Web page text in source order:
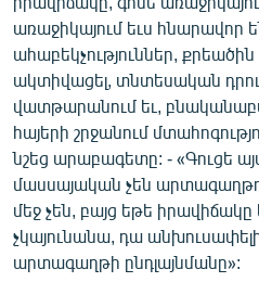
առաջիկայում եւս հնարավոր
ահաբեկչություններ,
ակտիվացել, տնտեսական
վատթարանում եւ,
հայերի շրջանում
նշեց արաբագետը: - «Գուցե
մասսայական չեն
մեջ չեն, բայց եթե
չկայունանա, դա
արտագաղթի ընդլայնմանը»: